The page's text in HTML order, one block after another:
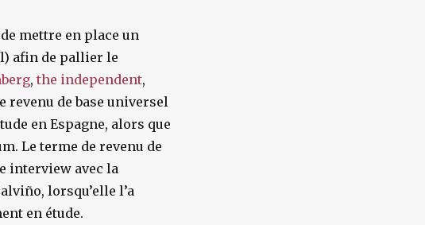
mettre en place un
afin de pallier le
, the independent,
revenu de base universel
en Espagne, alors que
Le terme de revenu de
interview avec la
lorsqu’elle l’a
en étude.